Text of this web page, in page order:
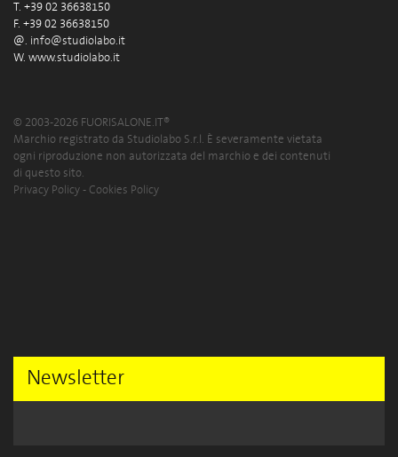
T. +39 02 36638150
F. +39 02 36638150
@. info@studiolabo.it
W. www.studiolabo.it
© 2003-2026 FUORISALONE.IT®
Marchio registrato da Studiolabo S.r.l. È severamente vietata
ogni riproduzione non autorizzata del marchio e dei contenuti
di questo sito.
Privacy Policy - Cookies Policy
Newsletter